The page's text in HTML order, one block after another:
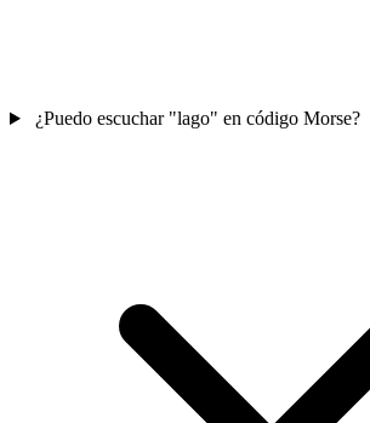
¿Puedo escuchar "lago" en código Morse?